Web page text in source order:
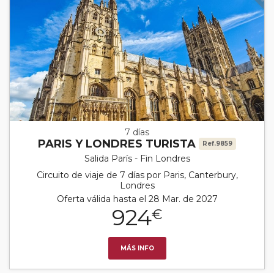
7 días
PARIS Y LONDRES TURISTA Ref.9859
Salida París - Fin Londres
Circuito de viaje de 7 días por Paris, Canterbury,
Londres
Oferta válida hasta el 28 Mar. de 2027
924€
MÁS INFO